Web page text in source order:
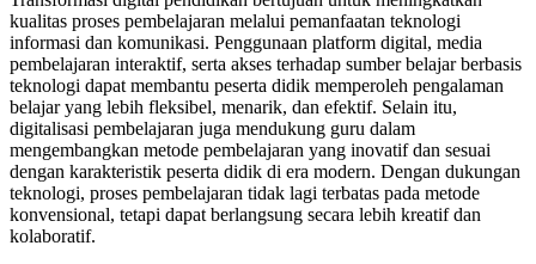
kualitas proses pembelajaran melalui pemanfaatan teknologi
informasi dan komunikasi. Penggunaan platform digital, media
pembelajaran interaktif, serta akses terhadap sumber belajar berbasis
teknologi dapat membantu peserta didik memperoleh pengalaman
belajar yang lebih fleksibel, menarik, dan efektif. Selain itu,
digitalisasi pembelajaran juga mendukung guru dalam
mengembangkan metode pembelajaran yang inovatif dan sesuai
dengan karakteristik peserta didik di era modern. Dengan dukungan
teknologi, proses pembelajaran tidak lagi terbatas pada metode
konvensional, tetapi dapat berlangsung secara lebih kreatif dan
kolaboratif.